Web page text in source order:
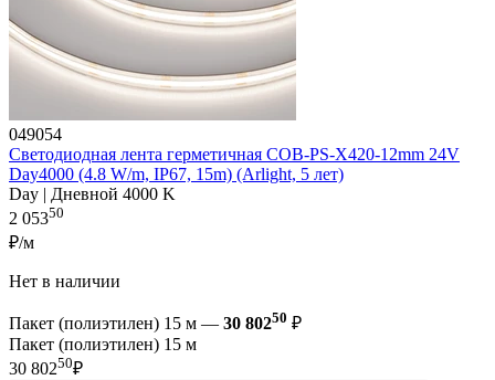
049054
Светодиодная лента герметичная COB-PS-X420-12mm 24V
Day4000 (4.8 W/m, IP67, 15m) (Arlight, 5 лет)
Day | Дневной 4000 K
2 05350
₽/м
Нет в наличии
Пакет (полиэтилен) 15 м — 30 80250 ₽
Пакет (полиэтилен) 15 м
30 80250₽